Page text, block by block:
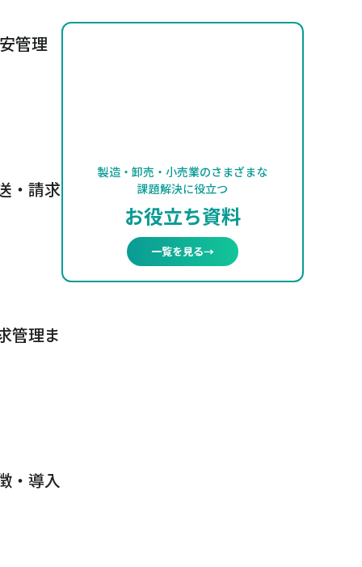
管理
・請求
管理ま
・導入
製造・卸売・小売業のさまざまな
課題解決に役立つ
お役立ち資料
一覧を見る→